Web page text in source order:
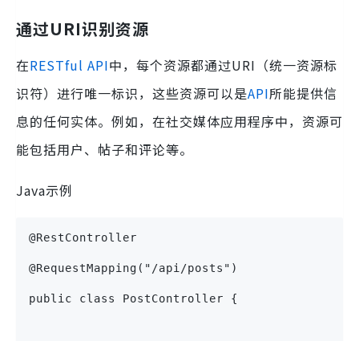
通过URI识别资源
在RESTful API中，每个资源都通过URI（统一资源标
识符）进行唯一标识，这些资源可以是API所能提供信
息的任何实体。例如，在社交媒体应用程序中，资源可
能包括用户、帖子和评论等。
Java示例
@RestController
@RequestMapping("/api/posts")
public class PostController {